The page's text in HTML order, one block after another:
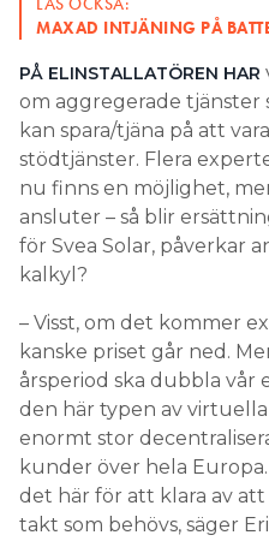
MAXAD INTJÄNING PÅ
PÅ ELINSTALLATÖREN HAR
om aggregerade
kan spara/tjäna på att
stödtjänster. Flera
nu finns en möjlighet,
ansluter – så blir
för Svea Solar, påverkar
kalkyl?
– Visst, om det kommer
kanske priset går ned.
årsperiod ska dubbla vår
den här typen av
enormt stor
kunder över hela
det här för att klara av
takt som behövs, säger